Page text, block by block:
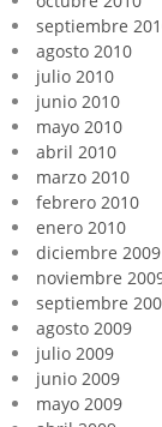
septiembre
agosto 2010
julio 2010
junio 2010
mayo 2010
abril 2010
marzo 2010
febrero 2010
enero 2010
diciembre 2009
noviembre
septiembre
agosto 2009
julio 2009
junio 2009
mayo 2009